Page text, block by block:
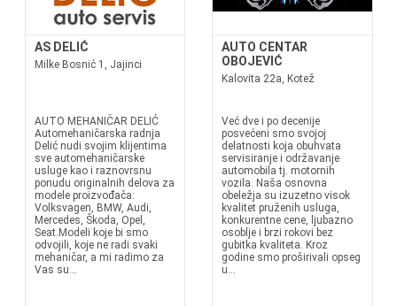
AS DELIĆ
Milke Bosnić 1, Jajinci
AUTO MEHANIČAR DELIĆ
Automehaničarska radnja
Delić nudi svojim klijentima
sve automehaničarske
usluge kao i raznovrsnu
ponudu originalnih delova za
modele proizvođača:
Volksvagen, BMW, Audi,
Mercedes, Škoda, Opel,
Seat.Modeli koje bi smo
odvojili, koje ne radi svaki
mehaničar, a mi radimo za
Vas su...
AUTO CENTAR
OBOJEVIĆ
Kalovita 22a, Kotež
Već dve i po decenije
posvećeni smo svojoj
delatnosti koja obuhvata
servisiranje i održavanje
automobila tj. motornih
vozila. Naša osnovna
obeležja su izuzetno visok
kvalitet pruženih usluga,
konkurentne cene, ljubazno
osoblje i brzi rokovi bez
gubitka kvaliteta. Kroz
godine smo proširivali opseg
u...